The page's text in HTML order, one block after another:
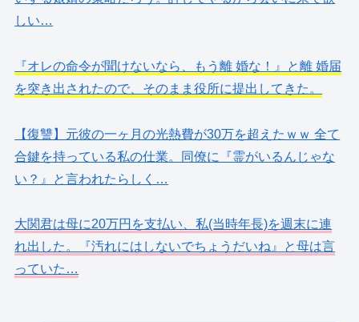
しい…
『オレの命令が聞けないなら、もう離 婚な！』と離 婚届
を突き出されたので、そのまま役所に提出してきた。
【復讐】元彼の一ヶ月の光熱費が30万を超えたｗｗ 全て
合鍵を持っている私の仕業。同僚に『霊がいるんじゃな
い？』と言われたらしく…
大関君は母に20万円を支払い、私(当時年長)を週末に連
れ出した。『汚れにはしないでちょうだいね』と母は言
っていた…